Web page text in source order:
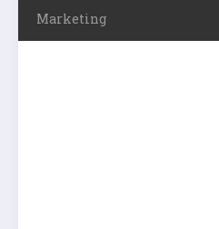
Marketing